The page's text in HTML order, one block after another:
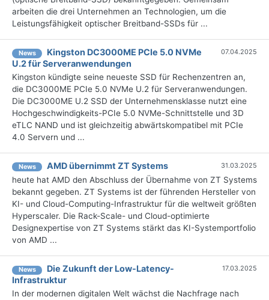
arbeiten die drei Unternehmen an Technologien, um die
Leistungsfähigkeit optischer Breitband-SSDs für ...
News
Kingston DC3000ME PCIe 5.0 NVMe
U.2 für Serveranwendungen
07.04.2025
Kingston kündigte seine neueste SSD für Rechenzentren an,
die DC3000ME PCIe 5.0 NVMe U.2 für Serveranwendungen.
Die DC3000ME U.2 SSD der Unternehmensklasse nutzt eine
Hochgeschwindigkeits-PCIe 5.0 NVMe-Schnittstelle und 3D
eTLC NAND und ist gleichzeitig abwärtskompatibel mit PCIe
4.0 Servern und ...
News AMD übernimmt ZT Systems 31.03.2025
heute hat AMD den Abschluss der Übernahme von ZT Systems
bekannt gegeben. ZT Systems ist der führenden Hersteller von
KI- und Cloud-Computing-Infrastruktur für die weltweit größten
Hyperscaler. Die Rack-Scale- und Cloud-optimierte
Designexpertise von ZT Systems stärkt das KI-Systemportfolio
von AMD ...
News
Die Zukunft der Low-Latency-
Infrastruktur
17.03.2025
In der modernen digitalen Welt wächst die Nachfrage nach